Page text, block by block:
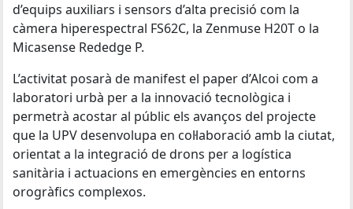
d’equips auxiliars i sensors d’alta precisió com la
càmera hiperespectral FS62C, la Zenmuse H20T o la
Micasense Rededge P.
L’activitat posarà de manifest el paper d’Alcoi com a
laboratori urbà per a la innovació tecnològica i
permetrà acostar al públic els avanços del projecte
que la UPV desenvolupa en col·laboració amb la ciutat,
orientat a la integració de drons per a logística
sanitària i actuacions en emergències en entorns
orogràfics complexos.